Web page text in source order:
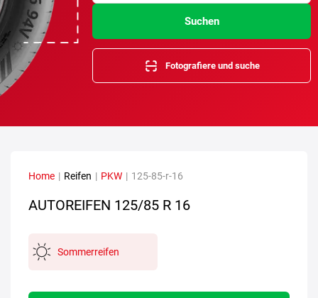
Suchen
Fotografiere und suche
Home | Reifen | PKW | 125-85-r-16
AUTOREIFEN 125/85 R 16
Sommerreifen